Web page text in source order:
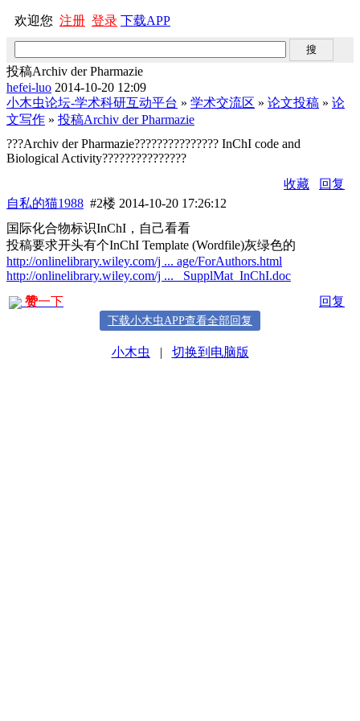
欢迎您 注册 登录 下载APP
投稿Archiv der Pharmazie
hefei-luo 2014-10-20 12:09
小木虫论坛-学术科研互动平台 » 学术交流区 » 论文投稿 » 论
文写作 » 投稿Archiv der Pharmazie
???Archiv der Pharmazie??????????????? InChI code and
Biological Activity???????????????
收藏
回复
自私的猫1988 #2楼 2014-10-20 17:26:12
国际化合物标识InChI，自己看看
投稿要求开头有个InChI Template (Wordfile)灰绿色的
http://onlinelibrary.wiley.com/j ... age/ForAuthors.html
http://onlinelibrary.wiley.com/j ... _SupplMat_InChI.doc
赞一下 回复
下载小木虫APP查看全部回复
小木虫 | 切换到电脑版